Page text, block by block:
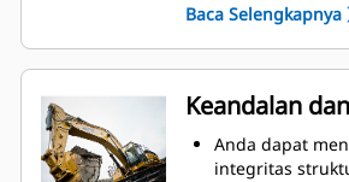
bucket. Jarak
tambahan
bawah bucket
sehingga
perawatan.
Konsumsi
puncaknya
Baca Selengkapnya
Keandalan
Anda dapat
integritas